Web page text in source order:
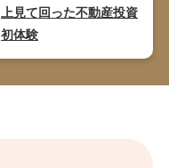
上見て回った不動産投資
初体験